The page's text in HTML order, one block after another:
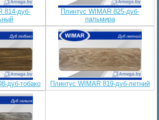
814-дуб-
Плинтус WIMAR 825-дуб-
пальмира
дуб-тобако Плинтус WIMAR 819-дуб-летний